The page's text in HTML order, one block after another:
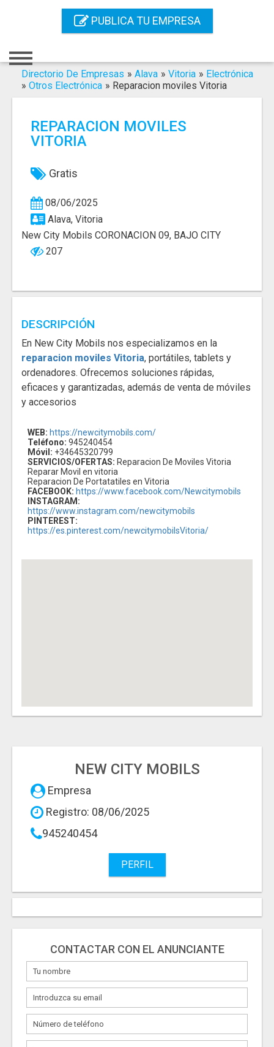
PUBLICA TU EMPRESA
Registro
Contacto
Servicios Online
Publica Tu Empresa
Buscar
Directorio De Empresas » Alava » Vitoria » Electrónica
» Otros Electrónica » Reparacion moviles Vitoria
REPARACION MOVILES
VITORIA
Gratis
08/06/2025
Alava, Vitoria
New City Mobils CORONACION 09, BAJO CITY
207
DESCRIPCIÓN
En New City Mobils nos especializamos en la
reparacion moviles Vitoria, portátiles, tablets y
ordenadores. Ofrecemos soluciones rápidas,
eficaces y garantizadas, además de venta de móviles
y accesorios
WEB: https://newcitymobils.com/
Teléfono: 945240454
Móvil: +34645320799
SERVICIOS/OFERTAS: Reparacion De Moviles Vitoria
Reparar Movil en vitoria
Reparacion De Portatatiles en Vitoria
FACEBOOK: https://www.facebook.com/Newcitymobils
INSTAGRAM:
https://www.instagram.com/newcitymobils
PINTEREST:
https://es.pinterest.com/newcitymobilsVitoria/
NEW CITY MOBILS
Empresa
Registro: 08/06/2025
945240454
PERFIL
CONTACTAR CON EL ANUNCIANTE